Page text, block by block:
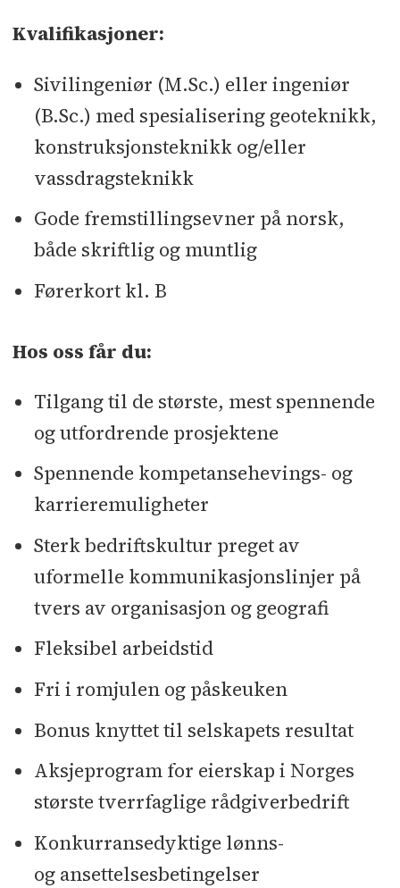
Kvalifikasjoner:
Sivilingeniør (M.Sc.) eller ingeniør
(B.Sc.) med spesialisering geoteknikk,
konstruksjonsteknikk og/eller
vassdragsteknikk
Gode fremstillingsevner på norsk,
både skriftlig og muntlig
Førerkort kl. B
Hos oss får du:
Tilgang til de største, mest spennende
og utfordrende prosjektene
Spennende kompetansehevings- og
karrieremuligheter
Sterk bedriftskultur preget av
uformelle kommunikasjonslinjer på
tvers av organisasjon og geografi
Fleksibel arbeidstid
Fri i romjulen og påskeuken
Bonus knyttet til selskapets resultat
Aksjeprogram for eierskap i Norges
største tverrfaglige rådgiverbedrift
Konkurransedyktige lønns-
og ansettelsesbetingelser